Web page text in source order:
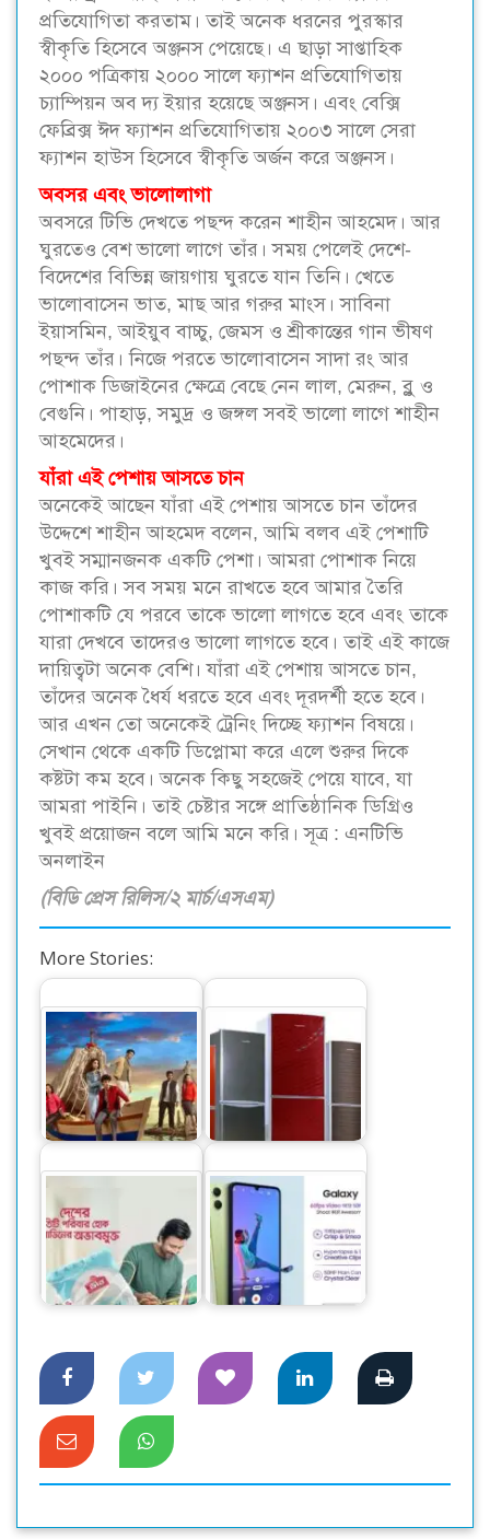
প্রতিযোগিতা করতাম। তাই অনেক ধরনের পুরস্কার
স্বীকৃতি হিসেবে অঞ্জনস পেয়েছে। এ ছাড়া সাপ্তাহিক
২০০০ পত্রিকায় ২০০০ সালে ফ্যাশন প্রতিযোগিতায়
চ্যাম্পিয়ন অব দ্য ইয়ার হয়েছে অঞ্জনস। এবং বেক্সি
ফেব্রিক্স ঈদ ফ্যাশন প্রতিযোগিতায় ২০০৩ সালে সেরা
ফ্যাশন হাউস হিসেবে স্বীকৃতি অর্জন করে অঞ্জনস।
অবসর এবং ভালোলাগা
অবসরে টিভি দেখতে পছন্দ করেন শাহীন আহমেদ। আর
ঘুরতেও বেশ ভালো লাগে তাঁর। সময় পেলেই দেশে-
বিদেশের বিভিন্ন জায়গায় ঘুরতে যান তিনি। খেতে
ভালোবাসেন ভাত, মাছ আর গরুর মাংস। সাবিনা
ইয়াসমিন, আইয়ুব বাচ্চু, জেমস ও শ্রীকান্তের গান ভীষণ
পছন্দ তাঁর। নিজে পরতে ভালোবাসেন সাদা রং আর
পোশাক ডিজাইনের ক্ষেত্রে বেছে নেন লাল, মেরুন, ব্লু ও
বেগুনি। পাহাড়, সমুদ্র ও জঙ্গল সবই ভালো লাগে শাহীন
আহমেদের।
যাঁরা এই পেশায় আসতে চান
অনেকেই আছেন যাঁরা এই পেশায় আসতে চান তাঁদের
উদ্দেশে শাহীন আহমেদ বলেন, আমি বলব এই পেশাটি
খুবই সম্মানজনক একটি পেশা। আমরা পোশাক নিয়ে
কাজ করি। সব সময় মনে রাখতে হবে আমার তৈরি
পোশাকটি যে পরবে তাকে ভালো লাগতে হবে এবং তাকে
যারা দেখবে তাদেরও ভালো লাগতে হবে। তাই এই কাজে
দায়িত্বটা অনেক বেশি। যাঁরা এই পেশায় আসতে চান,
তাঁদের অনেক ধৈর্য ধরতে হবে এবং দূরদর্শী হতে হবে।
আর এখন তো অনেকেই ট্রেনিং দিচ্ছে ফ্যাশন বিষয়ে।
সেখান থেকে একটি ডিপ্লোমা করে এলে শুরুর দিকে
কষ্টটা কম হবে। অনেক কিছু সহজেই পেয়ে যাবে, যা
আমরা পাইনি। তাই চেষ্টার সঙ্গে প্রাতিষ্ঠানিক ডিগ্রিও
খুবই প্রয়োজন বলে আমি মনে করি। সূত্র : এনটিভি
অনলাইন
(বিডি প্রেস রিলিস/২ মার্চ/এসএম)
More Stories:
শীতে উষ্ণতার যোগান
দিতে ‘সারা’র
শীতপোশাকের সম্ভার
দেশি ফ্রিজে স্বপ্নপূরণ
দেশের প্রতিটি পরিবার
হোক আয়োডিনের
অভাবমুক্ত
‘অসাম’ সিরিজের নতুন
স্মার্টফোন নিয়ে এলো
স্যামসাং